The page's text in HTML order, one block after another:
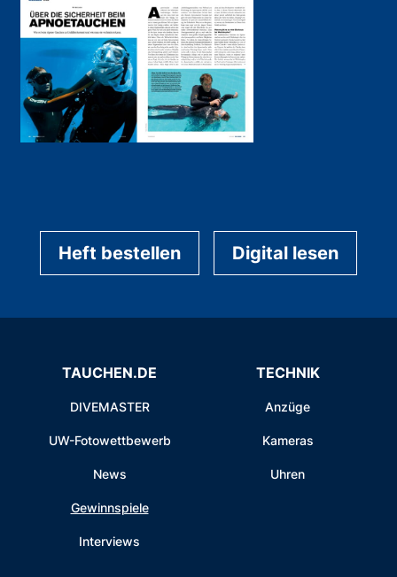
Heft bestellen Digital lesen
TAUCHEN.DE
DIVEMASTER
UW-Fotowettbewerb
News
Gewinnspiele
Interviews
TECHNIK
Anzüge
Kameras
Uhren